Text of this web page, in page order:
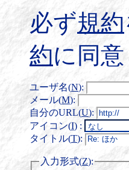
必ず規約
約に同
ユーザ名(N):
メール(M):
自分のURL(U):
アイコン(I) :
タイトル(T):
入力形式(Z):